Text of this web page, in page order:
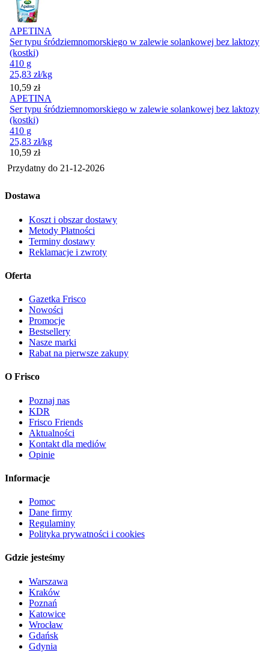
APETINA
Ser typu śródziemnomorskiego w zalewie solankowej bez laktozy
(kostki)
410 g
25,83 zł/kg
Cena
10,59 zł
APETINA
Ser typu śródziemnomorskiego w zalewie solankowej bez laktozy
(kostki)
410 g
25,83 zł/kg
Cena
10,59 zł
Przydatny do 21-12-2026
Dostawa
Koszt i obszar dostawy
Metody Płatności
Terminy dostawy
Reklamacje i zwroty
Oferta
Gazetka Frisco
Nowości
Promocje
Bestsellery
Nasze marki
Rabat na pierwsze zakupy
O Frisco
Poznaj nas
KDR
Frisco Friends
Aktualności
Kontakt dla mediów
Opinie
Informacje
Pomoc
Dane firmy
Regulaminy
Polityka prywatności i cookies
Gdzie jesteśmy
Warszawa
Kraków
Poznań
Katowice
Wrocław
Gdańsk
Gdynia